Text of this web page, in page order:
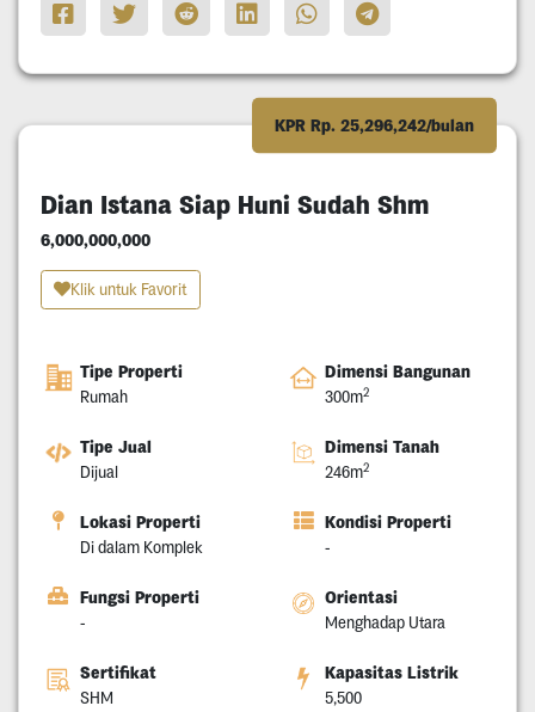
KPR Rp. 25,296,242/bulan
Dian Istana Siap Huni Sudah Shm
6,000,000,000
Klik untuk Favorit
Tipe Properti
Rumah
Dimensi Bangunan
300m2
Tipe Jual
Dijual
Dimensi Tanah
246m2
Lokasi Properti
Di dalam Komplek
Kondisi Properti
-
Fungsi Properti
-
Orientasi
Menghadap Utara
Sertifikat
SHM
Kapasitas Listrik
5,500